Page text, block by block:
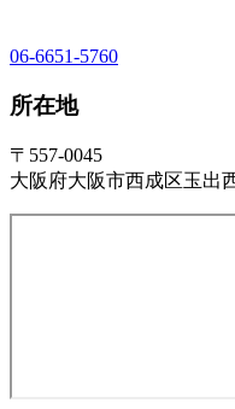
06-6651-5760
所在地
〒557-0045
大阪府大阪市西成区玉出